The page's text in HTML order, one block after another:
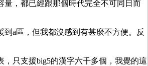
量，都已經跟那個時代完全不可同日而
到a區，但我都沒感到有甚麼不方便。反
，只支援big5的漢字六千多個，我覺的這